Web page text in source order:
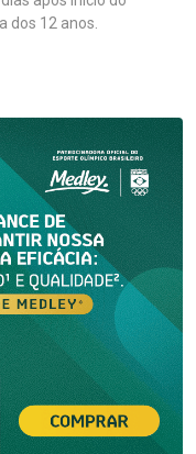
dos 12 anos.